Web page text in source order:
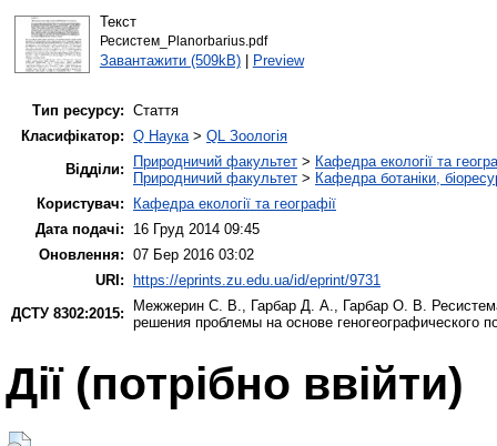
Текст
Ресистем_Planorbarius.pdf
Завантажити (509kB)| Preview
Тип ресурсу: Стаття
Класифікатор: Q Наука> QL Зоологія
Відділи:
Природничий факультет > Кафедра екології та
Природничий факультет > Кафедра ботаніки,
Користувач:
Кафедра екології та географії
Дата подачі:
16 Груд 2014 09:45
Оновлення: 07 Бер 2016 03:02
URI:
https://eprints.zu.edu.ua/id/eprint/9731
ДСТУ 8302:2015:
Межжерин С. В., Гарбар Д. А., Гарбар О. В.
решения проблемы на основе геногеографического
Дії ​​(потрібно ввійти)